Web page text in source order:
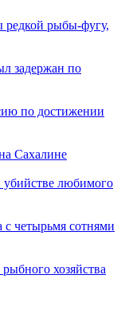
редкой рыбы-фугу,
задержан по
по достижении
Сахалине
убийстве любимого
четырьмя сотнями
хозяйства